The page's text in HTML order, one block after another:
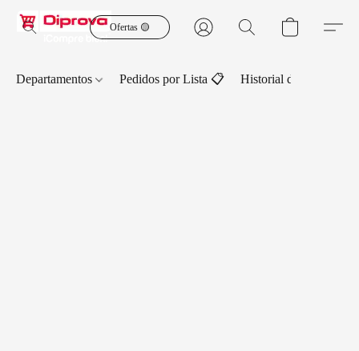
Ofertas 🟡
Departamentos Pedidos por Lista 📋 Historial de Pedidos